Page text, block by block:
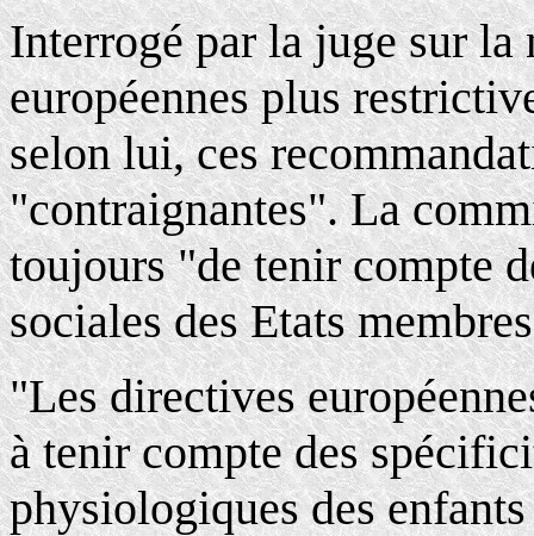
Interrogé par la juge sur la
européennes plus
selon lui, ces
"contraignantes". La
toujours "de tenir compte
sociales des Etats
"Les directives
à tenir compte des
physiologiques des